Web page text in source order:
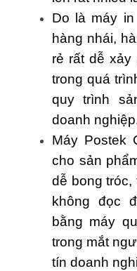
Do là máy
hàng nhái,
rẻ rất dễ xảy
trong quá
quy trình
doanh
Máy Postek
cho sản
dễ bong tróc,
không đọc
bằng máy
trong mắt
tín doanh